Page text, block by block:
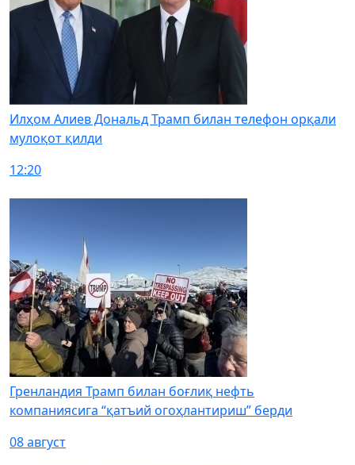
Илҳом Алиев Дональд Трамп билан телефон орқали
мулоқот қилди
12:20
Гренландия Трамп билан боғлиқ нефть
компаниясига “қатъий огоҳлантириш” берди
08 август